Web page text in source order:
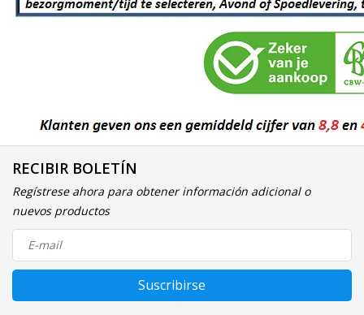
RECIBIR BOLETÍN
Regístrese ahora para obtener información adicional o
nuevos productos
Suscribirse